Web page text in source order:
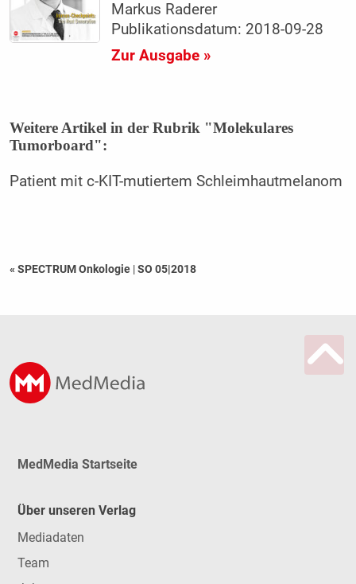
Markus Raderer
Publikationsdatum: 2018-09-28
Zur Ausgabe »
Weitere Artikel in der Rubrik "Molekulares
Tumorboard":
Patient mit c-KIT-mutiertem Schleimhautmelanom
« SPECTRUM Onkologie |SO 05|2018
MedMedia Startseite
Über unseren Verlag
Mediadaten
Team